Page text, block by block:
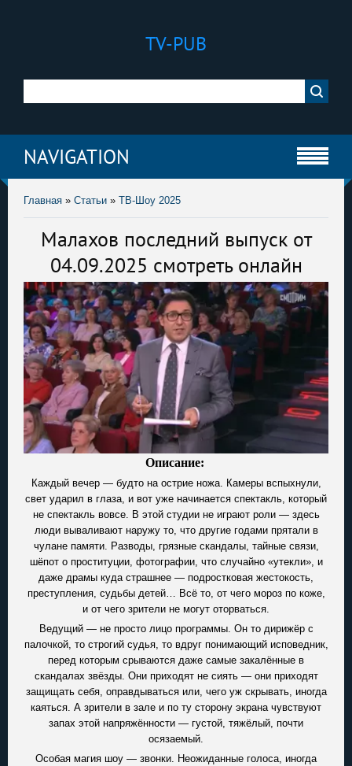
TV-PUB
NAVIGATION
Главная » Статьи » ТВ-Шоу 2025
Малахов последний выпуск от
04.09.2025 смотреть онлайн
Описание:
Каждый вечер — будто на острие ножа. Камеры вспыхнули,
свет ударил в глаза, и вот уже начинается спектакль, который
не спектакль вовсе. В этой студии не играют роли — здесь
люди вываливают наружу то, что другие годами прятали в
чулане памяти. Разводы, грязные скандалы, тайные связи,
шёпот о проституции, фотографии, что случайно «утекли», и
даже драмы куда страшнее — подростковая жестокость,
преступления, судьбы детей… Всё то, от чего мороз по коже,
и от чего зрители не могут оторваться.
Ведущий — не просто лицо программы. Он то дирижёр с
палочкой, то строгий судья, то вдруг понимающий исповедник,
перед которым срываются даже самые закалённые в
скандалах звёзды. Они приходят не сиять — они приходят
защищать себя, оправдываться или, чего уж скрывать, иногда
каяться. А зрители в зале и по ту сторону экрана чувствуют
запах этой напряжённости — густой, тяжёлый, почти
осязаемый.
Особая магия шоу — звонки. Неожиданные голоса, иногда